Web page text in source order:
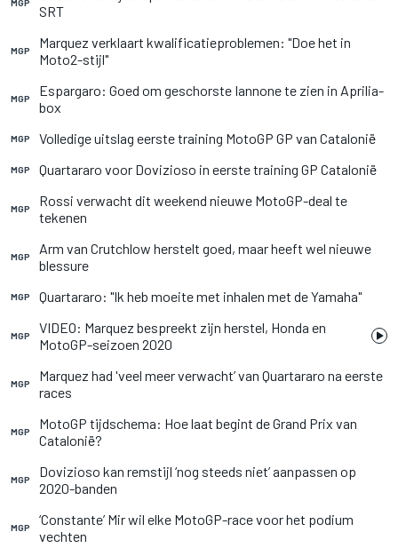
MGP
SRT
MGP
Marquez verklaart kwalificatieproblemen: "Doe het in
Moto2-stijl"
MGP
Espargaro: Goed om geschorste Iannone te zien in Aprilia-
box
MGP Volledige uitslag eerste training MotoGP GP van Catalonië
MGP Quartararo voor Dovizioso in eerste training GP Catalonië
MGP
Rossi verwacht dit weekend nieuwe MotoGP-deal te
tekenen
MGP
Arm van Crutchlow herstelt goed, maar heeft wel nieuwe
blessure
MGP Quartararo: "Ik heb moeite met inhalen met de Yamaha"
MGP
VIDEO: Marquez bespreekt zijn herstel, Honda en
MotoGP-seizoen 2020
MGP
Marquez had 'veel meer verwacht’ van Quartararo na eerste
races
MGP
MotoGP tijdschema: Hoe laat begint de Grand Prix van
Catalonië?
MGP
Dovizioso kan remstijl ‘nog steeds niet’ aanpassen op
2020-banden
MGP
‘Constante’ Mir wil elke MotoGP-race voor het podium
vechten